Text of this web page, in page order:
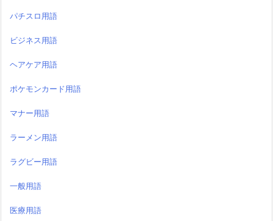
パチスロ用語
ビジネス用語
ヘアケア用語
ポケモンカード用語
マナー用語
ラーメン用語
ラグビー用語
一般用語
医療用語